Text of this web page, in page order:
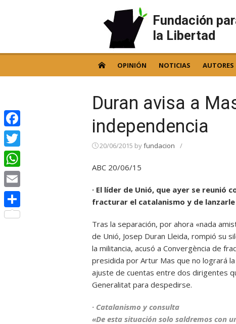
Fundación
la Libertad
OPINIÓN NOTICIAS AUTORES
Duran avisa a
independencia
20/06/2015 byfundacion /
ABC 20/06/15
· El líder de Unió, que ayer se reunió
fracturar el catalanismo y de
Tras la separación, por ahora «nada
de Unió, Josep Duran Lleida, rompió su
la militancia, acusó a Convergència de
presidida por Artur Mas que no logrará
ajuste de cuentas entre dos dirigentes
Generalitat para despedirse.
· Catalanismo y consulta
«De esta situación solo saldremos con
Facebook
Twitter
WhatsApp
Email
Compartir